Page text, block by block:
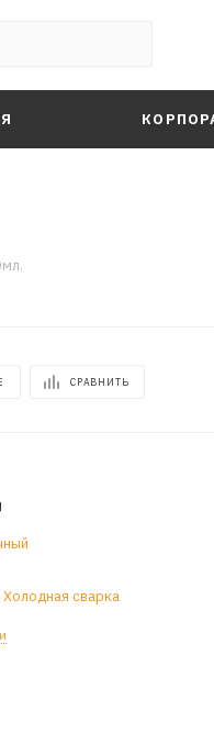
СРАВНИТЬ
Холодная сварка